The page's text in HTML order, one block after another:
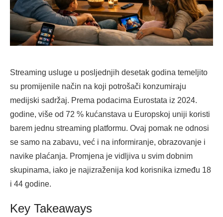
Streaming usluge u posljednjih desetak godina temeljito
su promijenile način na koji potrošači konzumiraju
medijski sadržaj. Prema podacima Eurostata iz 2024.
godine, više od 72 % kućanstava u Europskoj uniji koristi
barem jednu streaming platformu. Ovaj pomak ne odnosi
se samo na zabavu, već i na informiranje, obrazovanje i
navike plaćanja. Promjena je vidljiva u svim dobnim
skupinama, iako je najizraženija kod korisnika između 18
i 44 godine.
Key Takeaways